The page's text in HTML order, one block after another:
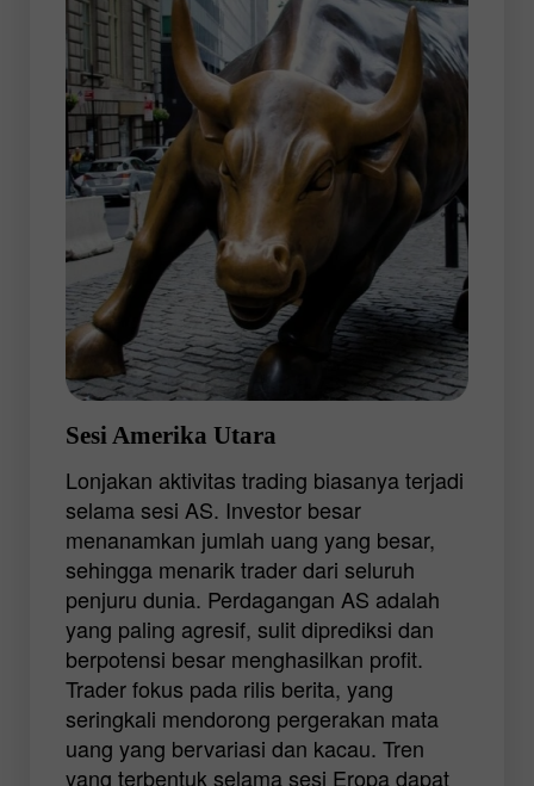
Aktivitas tertinggi biasanya terlihat pada
awal dan akhir sesi perdagangan. Pada
bagian kedua hari, trader mengambil jeda
singkat. Tren harga berubah pada akhir
sesi.
Sepanjang sesi Eropa, trader dapat
memilih pasangan mata uang manapun.
Namun, seringkali mereka memilih trading
EUR/USD, GBP/USD, USD/JPY,
USD/CHF, serta pasangan mata uang
crosses seperti EUR/JPY dan GBP/JPY.
Trader berpengalaman bersandar ke sesi
perdagangan Eropa dengan banyaknya
yang besar. Kemampuan untuk
menganalisis sekelompok informasi dan
menentukan dengan cepat tren pasar
dapat memberikan hasil yang bagus.
Sesi Amerika Utara
Lonjakan aktivitas trading biasanya terjadi
selama sesi AS. Investor besar
menanamkan jumlah uang yang besar,
sehingga menarik trader dari seluruh
penjuru dunia. Perdagangan AS adalah
yang paling agresif, sulit diprediksi dan
berpotensi besar menghasilkan profit.
Trader fokus pada rilis berita, yang
seringkali mendorong pergerakan mata
uang yang bervariasi dan kacau. Tren
yang terbentuk selama sesi Eropa dapat